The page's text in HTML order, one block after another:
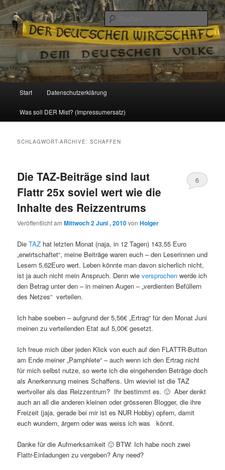
Reizzentrum
Politik, Wirtschaft, Soziales und Gesellschaft
Zum
Inhalt
Zum
sekundären
Start Datenschutzerklärung
Was soll DER Mist? (Impressumersatz)
SCHLAGWORT-ARCHIVE:SCHAFFEN
Die TAZ-Beiträge sind laut
Flattr 25x soviel wert wie die
Inhalte des Reizzentrums
Veröffentlicht amMittwoch 2 Juni , 2010vonHolger
6
DieTAZ hat letzten Monat (naja, in 12 Tagen) 143,55 Euro
„erwirtschaftet“, meine Beiträge waren euch – den Leserinnen und
Lesern 5,62Euro wert. Leben könnte man davon sicherlich nicht,
ist ja auch nicht mein Anspruch. Denn wieversprochen werde ich
den Betrag unter den – in meinen Augen – „verdienten Befüllern
des Netzes“ verteilen.
Ich habe soeben – aufgrund der 5,56€ „Ertrag“ für den Monat Juni
meinen zu verteilenden Etat auf 5,00€ gesetzt.
Ich freue mich über jeden Klick von euch auf den FLATTR-Button
am Ende meiner „Pamphlete“ – auch wenn ich den Ertrag nicht
für mich selbst nutze, so werte ich die eingehenden Beträge doch
als Anerkennung meines Schaffens. Um wieviel ist die TAZ
wertvoller als das Reizzentrum? Ihr bestimmt es. 🙂 Aber denkt
auch an all die anderen kleinen oder grösseren Blogger, die ihre
Freizeit (jaja, gerade bei mir ist es NUR Hobby) opfern, damit
euch wundern, ärgern oder was weiss ich was könnt.
Danke für die Aufmerksamkeit 🙂 BTW: Ich habe noch zwei
Flattr-Einladungen zu vergeben? Any need?